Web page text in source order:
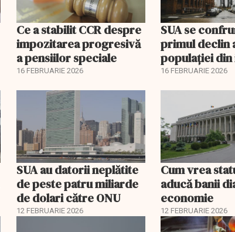
Ce a stabilit CCR despre
impozitarea progresivă
a pensiilor speciale
16 FEBRUARIE 2026
SUA se
primul declin
populației din
16 FEBRUARIE 2026
SUA au datorii neplătite
de peste patru miliarde
de dolari către ONU
12 FEBRUARIE 2026
Cum vrea
aducă banii
economie
12 FEBRUARIE 2026